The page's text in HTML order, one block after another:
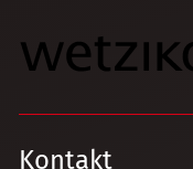
Kontakt